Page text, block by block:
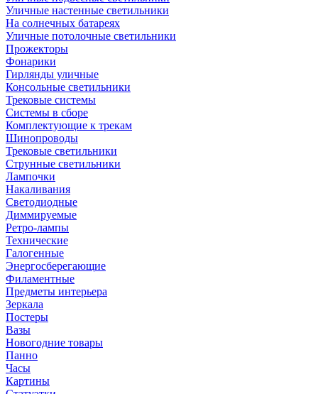
Уличные настенные светильники
На солнечных батареях
Уличные потолочные светильники
Прожекторы
Фонарики
Гирлянды уличные
Консольные светильники
Трековые системы
Системы в сборе
Комплектующие к трекам
Шинопроводы
Трековые светильники
Струнные светильники
Лампочки
Накаливания
Светодиодные
Диммируемые
Ретро-лампы
Технические
Галогенные
Энергосберегающие
Филаментные
Предметы интерьера
Зеркала
Постеры
Вазы
Новогодние товары
Панно
Часы
Картины